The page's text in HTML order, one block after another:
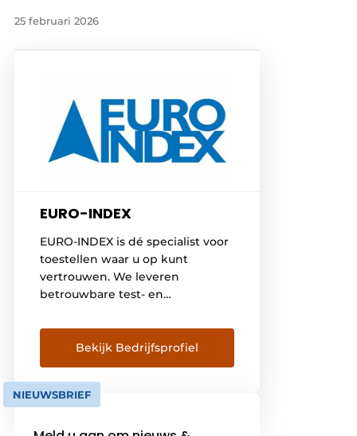
25 februari 2026
EURO-INDEX
EURO-INDEX is dé specialist voor
toestellen waar u op kunt
vertrouwen. We leveren
betrouwbare test- en
verwarmingstechniek,
lekdetectie, elektrotechniek,
koeltechniek en
installatiemateriaal. Ons
assortiment Onder ons eigen
Bekijk Bedrijfsprofiel
NIEUWSBRIEF